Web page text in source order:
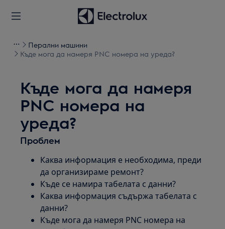
Перални машини
Къде мога да намеря PNC номера на уреда?
Къде мога да намеря
PNC номера на
уреда?
Проблем
Каква информация е необходима, преди
да организираме ремонт?
Къде се намира табелата с данни?
Каква информация съдържа табелата с
данни?
Къде мога да намеря PNC номера на